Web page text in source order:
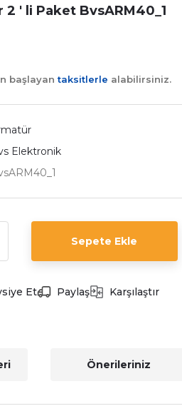
' li Paket BvsARM40_1
başlayantaksitlerle alabilirsiniz.
Elektronik
Sepete Ekle
Et Paylaş Karşılaştır
Önerileriniz